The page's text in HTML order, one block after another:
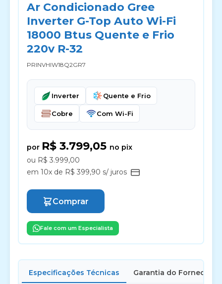
Ar Condicionado Gree
Inverter G-Top Auto Wi-Fi
18000 Btus Quente e Frio
220v R-32
PRINVHIW18Q2GR7
Inverter Quente e Frio
Cobre Com Wi-Fi
por R$ 3.799,05 no pix
ou R$ 3.999,00
em 10x de R$ 399,90 s/ juros
Comprar
Fale com um Especialista
Especificações Técnicas Garantia do Fornecedor